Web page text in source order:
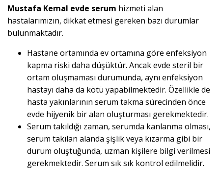
Mustafa Kemal evde serum hizmeti alan
hastalarımızın, dikkat etmesi gereken bazı durumlar
bulunmaktadır.
Hastane ortamında ev ortamına göre enfeksiyon
kapma riski daha düşüktür. Ancak evde steril bir
ortam oluşmaması durumunda, aynı enfeksiyon
hastayı daha da kötü yapabilmektedir. Özellikle de
hasta yakınlarının serum takma sürecinden önce
evde hijyenik bir alan oluşturması gerekmektedir.
Serum takıldığı zaman, serumda kanlanma olması,
serum takılan alanda şişlik veya kızarma gibi bir
durum oluştuğunda, uzman kişilere bilgi verilmesi
gerekmektedir. Serum sık sık kontrol edilmelidir.